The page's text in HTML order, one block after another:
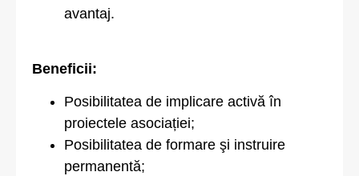
avantaj.
Beneficii:
Posibilitatea de implicare activă în
proiectele asociației;
Posibilitatea de formare şi instruire
permanentă;